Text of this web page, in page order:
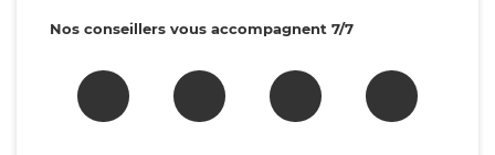
Nos conseillers vous accompagnent 7/7